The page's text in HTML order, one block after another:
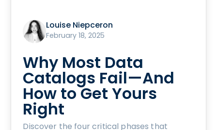
Louise Niepceron
February 18, 2025
Why Most Data
Catalogs Fail—And
How to Get Yours
Right
Discover the four critical phases that